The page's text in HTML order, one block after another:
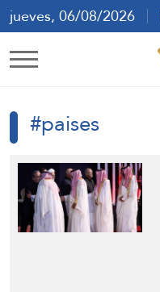
jueves, 06/08/2026
#paises